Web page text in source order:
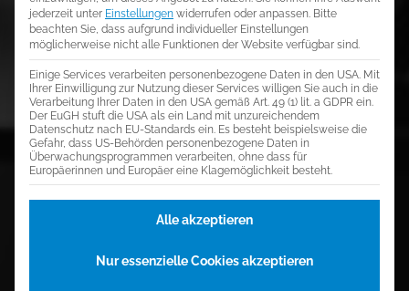
jederzeit unter Einstellungen widerrufen oder anpassen. Bitte
beachten Sie, dass aufgrund individueller Einstellungen
möglicherweise nicht alle Funktionen der Website verfügbar sind.
Einige Services verarbeiten personenbezogene Daten in den USA. Mit
Ihrer Einwilligung zur Nutzung dieser Services willigen Sie auch in die
Verarbeitung Ihrer Daten in den USA gemäß Art. 49 (1) lit. a GDPR ein.
Der EuGH stuft die USA als ein Land mit unzureichendem
Datenschutz nach EU-Standards ein. Es besteht beispielsweise die
Gefahr, dass US-Behörden personenbezogene Daten in
Überwachungsprogrammen verarbeiten, ohne dass für
Europäerinnen und Europäer eine Klagemöglichkeit besteht.
Alle akzeptieren
Nur essenzielle Cookies akzeptieren